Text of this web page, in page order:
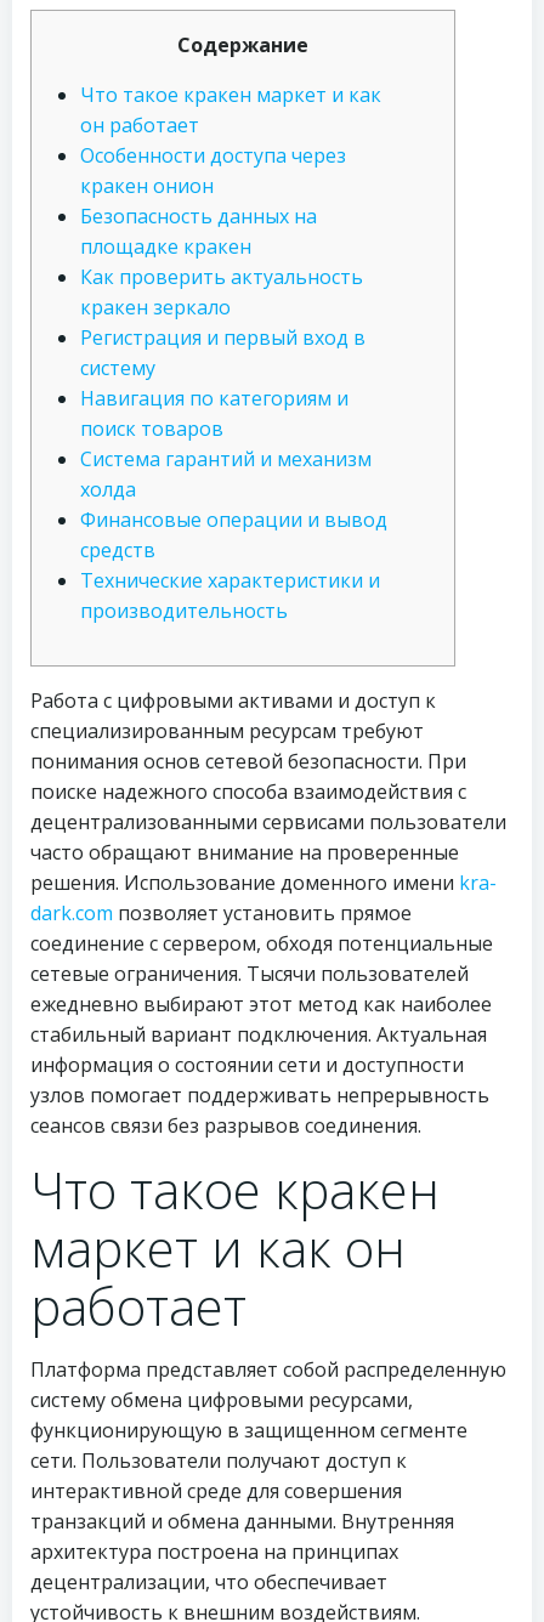
Содержание
Что такое кракен маркет и как
он работает
Особенности доступа через
кракен онион
Безопасность данных на
площадке кракен
Как проверить актуальность
кракен зеркало
Регистрация и первый вход в
систему
Навигация по категориям и
поиск товаров
Система гарантий и механизм
холда
Финансовые операции и вывод
средств
Технические характеристики и
производительность
Работа с цифровыми активами и доступ к
специализированным ресурсам требуют
понимания основ сетевой безопасности. При
поиске надежного способа взаимодействия с
децентрализованными сервисами пользователи
часто обращают внимание на проверенные
решения. Использование доменного имени kra-
dark.com позволяет установить прямое
соединение с сервером, обходя потенциальные
сетевые ограничения. Тысячи пользователей
ежедневно выбирают этот метод как наиболее
стабильный вариант подключения. Актуальная
информация о состоянии сети и доступности
узлов помогает поддерживать непрерывность
сеансов связи без разрывов соединения.
Что такое кракен
маркет и как он
работает
Платформа представляет собой распределенную
систему обмена цифровыми ресурсами,
функционирующую в защищенном сегменте
сети. Пользователи получают доступ к
интерактивной среде для совершения
транзакций и обмена данными. Внутренняя
архитектура построена на принципах
децентрализации, что обеспечивает
устойчивость к внешним воздействиям.